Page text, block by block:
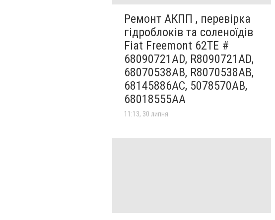
Ремонт АКПП , перевірка
гідроблоків та соленоїдів
Fiat Freemont 62TE #
68090721AD, R8090721AD,
68070538AB, R8070538AB,
68145886AC, 5078570AB,
68018555AA
11:13, 30 липня